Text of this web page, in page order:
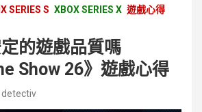
SERIES S XBOX SERIES X 遊戲心得
的遊戲品質嗎
Show 26》遊戲心得
detectiv